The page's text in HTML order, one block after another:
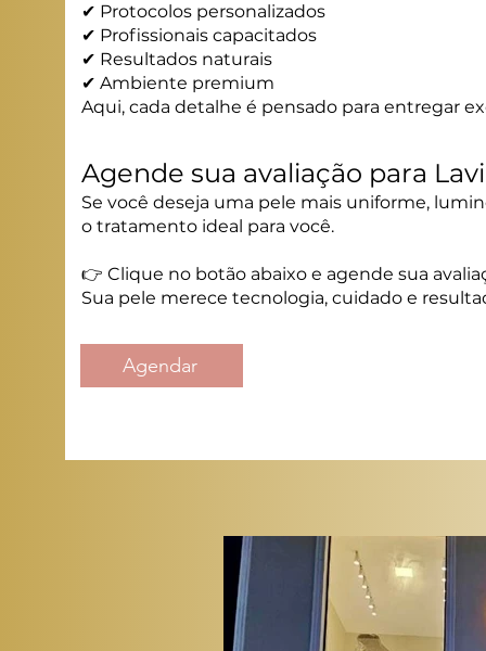
✔ Protocolos personalizados
✔ Profissionais capacitados
✔ Resultados naturais
✔ Ambiente premium
Aqui, cada detalhe é pensado para entregar
Agende sua avaliação para
Se você deseja uma pele mais uniforme,
o tratamento ideal para você.
👉 Clique no botão abaixo e agende sua
Sua pele merece tecnologia, cuidado e
Agendar